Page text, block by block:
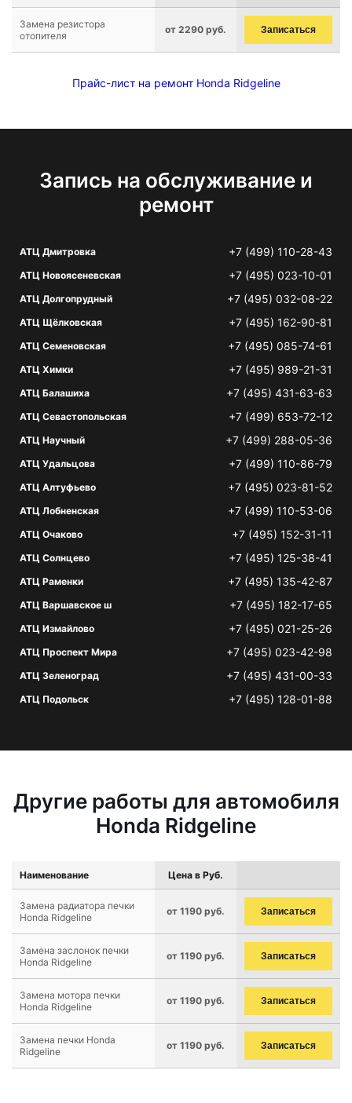
Замена резистора
отопителя
от 2290 руб. Записаться
Прайс-лист на ремонт Honda Ridgeline
Запись на обслуживание и
ремонт
АТЦ Дмитровка +7 (499) 110-28-43
АТЦ Новоясеневская +7 (495) 023-10-01
АТЦ Долгопрудный +7 (495) 032-08-22
АТЦ Щёлковская +7 (495) 162-90-81
АТЦ Семеновская +7 (495) 085-74-61
АТЦ Химки +7 (495) 989-21-31
АТЦ Балашиха +7 (495) 431-63-63
АТЦ Севастопольская +7 (499) 653-72-12
АТЦ Научный +7 (499) 288-05-36
АТЦ Удальцова +7 (499) 110-86-79
АТЦ Алтуфьево +7 (495) 023-81-52
АТЦ Лобненская +7 (499) 110-53-06
АТЦ Очаково +7 (495) 152-31-11
АТЦ Солнцево +7 (495) 125-38-41
АТЦ Раменки +7 (495) 135-42-87
АТЦ Варшавское ш +7 (495) 182-17-65
АТЦ Измайлово +7 (495) 021-25-26
АТЦ Проспект Мира +7 (495) 023-42-98
АТЦ Зеленоград +7 (495) 431-00-33
АТЦ Подольск +7 (495) 128-01-88
Другие работы для автомобиля
Honda Ridgeline
Наименование Цена в Руб.
Замена радиатора печки
Honda Ridgeline
от 1190 руб. Записаться
Замена заслонок печки
Honda Ridgeline
от 1190 руб. Записаться
Замена мотора печки
Honda Ridgeline
от 1190 руб. Записаться
Замена печки Honda
Ridgeline
от 1190 руб. Записаться